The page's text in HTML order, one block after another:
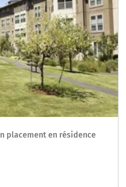
placement en résidence